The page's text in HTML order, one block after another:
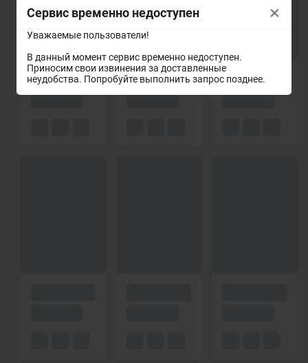
Сервис временно недоступен
Уважаемые пользователи!
В данный момент сервис временно недоступен.
Приносим свои извинения за доставленные
неудобства. Попробуйте выполнить запрос позднее.
×